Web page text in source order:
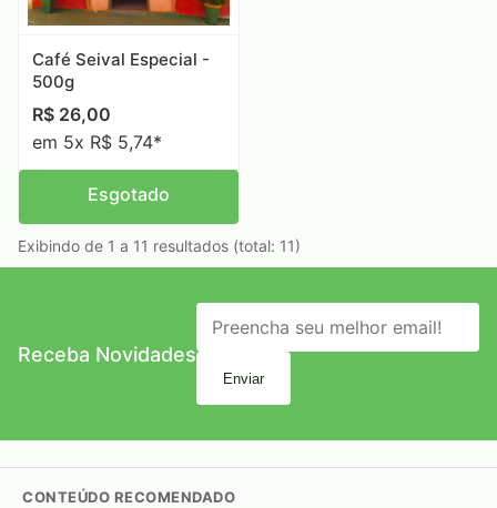
Café Seival Especial -
500g
R$ 26,00
em 5x R$ 5,74*
Esgotado
Exibindo de 1 a 11 resultados (total: 11)
Receba Novidades
Enviar
CONTEÚDO RECOMENDADO